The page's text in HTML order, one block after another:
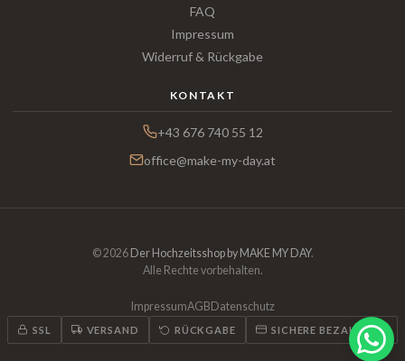
FAQ
Impressum
Widerruf & Rückgabe
KONTAKT
+43 676 740 55 12
office@make-my-day.at
© 2026 Der Hochzeitsshop by MAKE MY DAY.
Alle Rechte vorbehalten.
ImpressumAGB Datenschutz
SSL VERSAND RÜCKGABE SICHERE BEZAHLUNG